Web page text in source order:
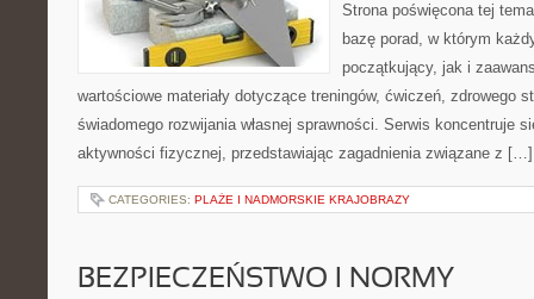
Strona poświęcona tej
bazę porad, w którym
początkujący, jak i
wartościowe materiały dotyczące treningów, ćwiczeń, zdrowego
świadomego rozwijania własnej sprawności. Serwis koncentruje
aktywności fizycznej, przedstawiając zagadnienia związane z […]
CATEGORIES: PLAŻE I NADMORSKIE KRAJOBRAZY
BEZPIECZEŃSTWO I NORMY